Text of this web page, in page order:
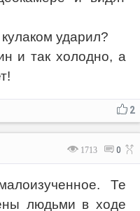
ударил?
и так холодно, а
2
1713 0
Те
людьми в ходе